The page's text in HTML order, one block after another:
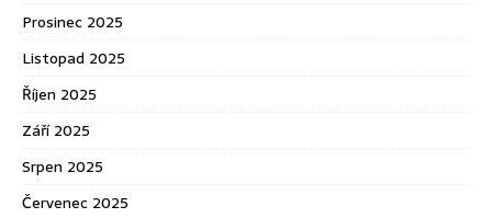
Prosinec 2025
Listopad 2025
Říjen 2025
Září 2025
Srpen 2025
Červenec 2025